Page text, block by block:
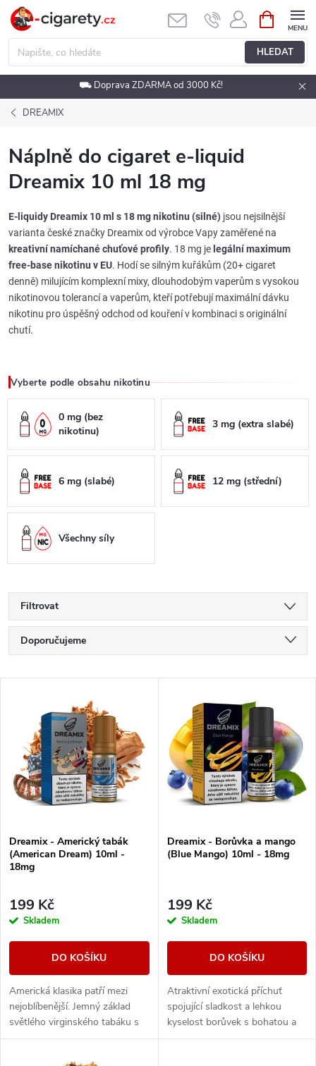
Přejít
obsah
HLEDAT
NÁKUPNÍ
KOŠÍK
⛟ Doprava ZDARMA od 3000 Kč!
DREAMIX
Náplně do cigaret e-liquid
Dreamix 10 ml 18 mg
E-liquidy Dreamix 10 ml s 18 mg nikotinu (silné) jsou nejsilnější
varianta české značky Dreamix od výrobce Vapy zaměřené na
kreativní namíchané chuťové profily. 18 mg je legální maximum
free-base nikotinu v EU. Hodí se silným kuřákům (20+ cigaret
denně) milujícím komplexní mixy, dlouhodobým vaperům s vysokou
nikotinovou tolerancí a vaperům, kteří potřebují maximální dávku
nikotinu pro úspěšný odchod od kouření v kombinaci s originální
chutí.
Vyberte podle obsahu nikotinu
0 mg (bez
nikotinu)
3 mg (extra slabé)
6 mg (slabé) 12 mg (střední)
Všechny síly
Filtrovat
Ř
a
e
n
p
r
o
u
k
Doporučujeme
Nejprodávanější
Abecedně
p
i
s
p
r
o
d
u
k
Dreamix - Americký tabák
(American Dream) 10ml -
18mg
199 Kč
Skladem
DO KOŠÍKU
Americká klasika patří mezi
nejoblíbenější. Jemný základ
světlého virginského tabáku s
sebou nese nenápadné lehce
Dreamix - Borůvka a mango
(Blue Mango) 10ml - 18mg
199 Kč
Skladem
DO KOŠÍKU
Atraktivní exotická příchuť
spojující sladkost a lehkou
kyselost borůvek s bohatou a
šťavnatou chutí zralého manga.